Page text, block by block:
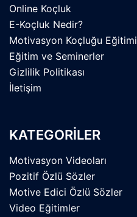
Online Koçluk
E-Koçluk Nedir?
Motivasyon Koçluğu Eğitimi
Eğitim ve Seminerler
Gizlilik Politikası
İletişim
KATEGORİLER
Motivasyon Videoları
Pozitif Özlü Sözler
Motive Edici Özlü Sözler
Video Eğitimler